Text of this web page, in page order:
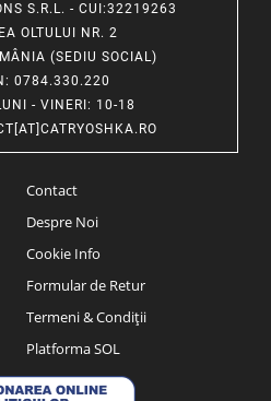
S.R.L. - CUI:32219263
OLTULUI NR. 2
(SEDIU SOCIAL)
: 0784.330.220
- VINERI: 10-18
Contact
Despre Noi
Cookie Info
Formular de Retur
Termeni & Condiții
Platforma SOL